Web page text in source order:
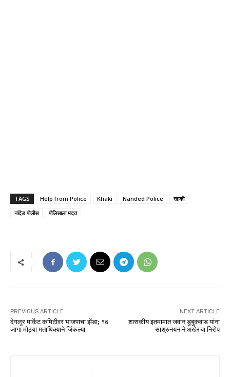
TAGS Help from Police Khaki Nanded Police
खाकी
नांदेड पोलीस
पोलिसाला मदत
PREVIOUS ARTICLE
देगलूर मार्केट कमिटीवर भाजपाचा झेंडा; १७
जागा मोठ्या मताधिक्याने जिंकल्या
NEXT ARTICLE
शासकीय इतमामात जवान डुबुकवाड यांना
साश्रुनयनाने अखेरचा निरोप